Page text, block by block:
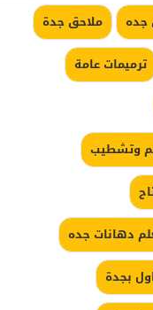
جده
ملاحق جدة
ترميمات عامة
وتشطيب
دهانات جده
بجدة